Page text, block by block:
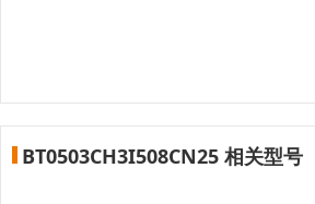
BT0503CH3I508CN25 相关型号